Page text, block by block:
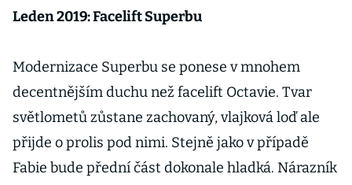
m
Leden 2019: Facelift Superbu
Modernizace Superbu se ponese v mnohem
decentnějším duchu než facelift Octavie. Tvar
světlometů zůstane zachovaný, vlajková loď ale
přijde o prolis pod nimi. Stejně jako v případě
Fabie bude přední část dokonale hladká. Nárazník